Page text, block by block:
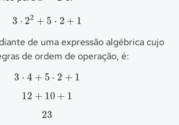
3 ⋅ 22 + 5 ⋅ 2 + 1
3⋅2 +5 2+
de uma expressão algébrica cujo
de ordem de operação, é:
3 ⋅ 4 + 5 ⋅ 2 + 1
3⋅ 4 +5 2+ 1
12 + 10 + 1
12 10+ 1
23
23